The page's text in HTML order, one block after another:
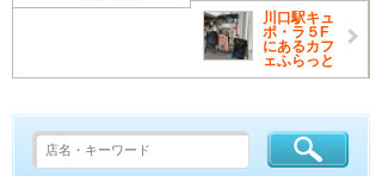
川口駅キュ
ポ・ラ５F
にあるカフ
ェふらっと